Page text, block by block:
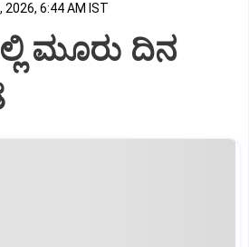
2026, 6:44 AM IST
ಮೂರು ದಿನ